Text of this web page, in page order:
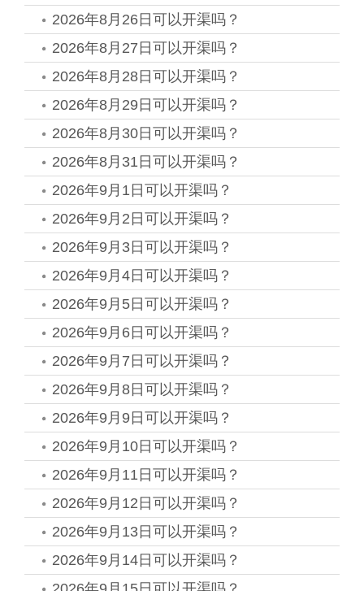
2026年8月26日可以开渠吗？
2026年8月27日可以开渠吗？
2026年8月28日可以开渠吗？
2026年8月29日可以开渠吗？
2026年8月30日可以开渠吗？
2026年8月31日可以开渠吗？
2026年9月1日可以开渠吗？
2026年9月2日可以开渠吗？
2026年9月3日可以开渠吗？
2026年9月4日可以开渠吗？
2026年9月5日可以开渠吗？
2026年9月6日可以开渠吗？
2026年9月7日可以开渠吗？
2026年9月8日可以开渠吗？
2026年9月9日可以开渠吗？
2026年9月10日可以开渠吗？
2026年9月11日可以开渠吗？
2026年9月12日可以开渠吗？
2026年9月13日可以开渠吗？
2026年9月14日可以开渠吗？